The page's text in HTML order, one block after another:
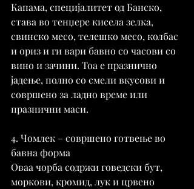
Капама, специјалитет од Банско,
става во тенџере кисела зелка,
свинско месо, телешко месо, колбас
и ориз и ги вари бавно со часови со
вино и зачини. Тоа е празнично
јадење, полно со смели вкусови и
совршено за ладно време или
празнични маси.
4. Чомлек – совршено готвење во
бавна форма
Оваа чорба содржи говедски бут,
моркови, кромид, лук и црвено